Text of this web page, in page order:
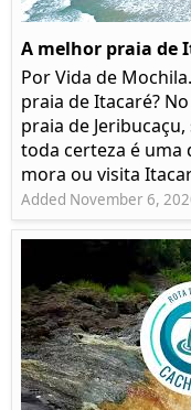
A melhor praia de
Por Vida de
praia de Itacaré?
praia de
toda certeza é uma
mora ou visita
Added November 6,